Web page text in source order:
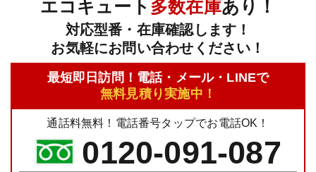
エコキュート 多数在庫あり！
対応型番・在庫確認します！
お気軽にお問い合わせください！
最短即日訪問！電話・メール・LINEで
無料見積り実施中！
通話料無料！電話番号タップでお電話OK！
0120-091-087